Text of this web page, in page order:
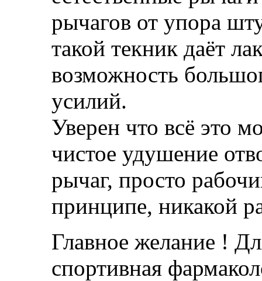
рычагов от упора
такой текник даёт
возможность
усилий.
Уверен что всё это
чистое удушение
рычаг, просто
принципе, никакой
Главное желание !
спортивная